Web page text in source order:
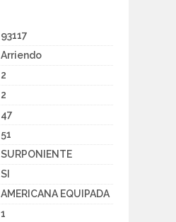
93117
Arriendo
2
2
47
51
SURPONIENTE
SI
AMERICANA EQUIPADA
1